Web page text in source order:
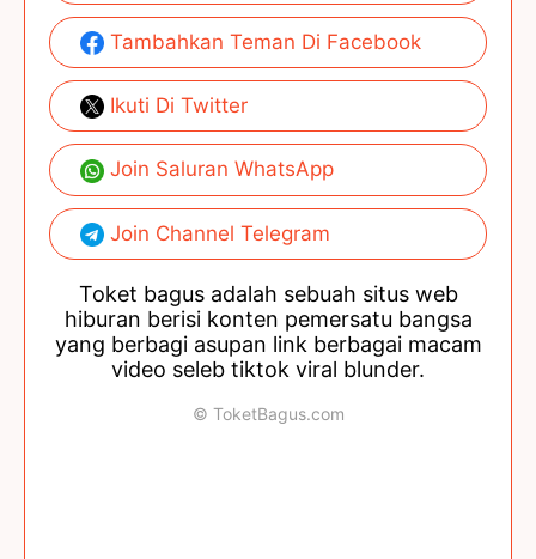
Tambahkan Teman Di Facebook
Ikuti Di Twitter
Join Saluran WhatsApp
Join Channel Telegram
Toket bagus adalah sebuah situs web
hiburan berisi konten pemersatu bangsa
yang berbagi asupan link berbagai macam
video seleb tiktok viral blunder.
© ToketBagus.com